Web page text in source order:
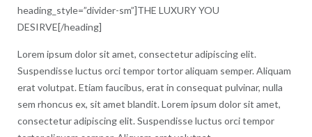
heading_style=”divider-sm”]THE LUXURY YOU
DESIRVE[/heading]
Lorem ipsum dolor sit amet, consectetur adipiscing elit.
Suspendisse luctus orci tempor tortor aliquam semper. Aliquam
erat volutpat. Etiam faucibus, erat in consequat pulvinar, nulla
sem rhoncus ex, sit amet blandit. Lorem ipsum dolor sit amet,
consectetur adipiscing elit. Suspendisse luctus orci tempor